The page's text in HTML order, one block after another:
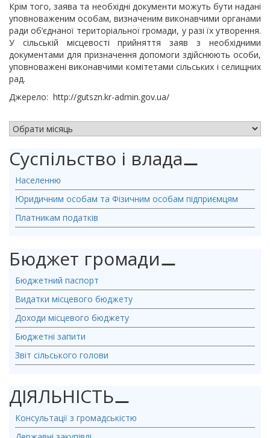
Крім того, заява та необхідні документи можуть бути надані
уповноваженим особам, визначеним виконавчими органами
ради об’єднаної територіальної громади, у разі їх утворення.
У сільській місцевості прийняття заяв з необхідними
документами для призначення допомоги здійснюють особи,
уповноважені виконавчими комітетами сільських і селищних
рад.
Джерело: http://gutszn.kr-admin.gov.ua/
Суспільство і влада⚊
Населенню
Юридичним особам та Фізичним особам підприємцям
Платникам податків
Бюджет громади⚊
Бюджетний паспорт
Видатки місцевого бюджету
Доходи місцевого бюджету
Бюджетні запити
Звіт сільського голови
ДІЯЛЬНІСТЬ⚊
Консультації з громадськістю